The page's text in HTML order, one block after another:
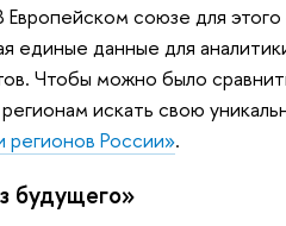
союзе для
единые данные для
Чтобы можно было
искать свою
регионов России».
будущего»